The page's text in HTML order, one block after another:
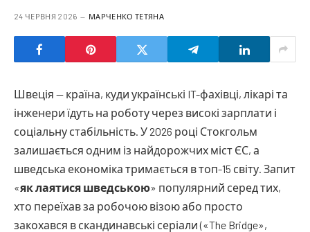
24 ЧЕРВНЯ 2026 МАРЧЕНКО ТЕТЯНА
Швеція — країна, куди українські IT-фахівці, лікарі та
інженери їдуть на роботу через високі зарплати і
соціальну стабільність. У 2026 році Стокгольм
залишається одним із найдорожчих міст ЄС, а
шведська економіка тримається в топ-15 світу. Запит
«як лаятися шведською» популярний серед тих,
хто переїхав за робочою візою або просто
закохався в скандинавські серіали («The Bridge»,